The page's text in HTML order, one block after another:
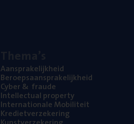
Aan­spra­ke­lijk­heid
Beroeps­aan­spra­ke­lijk­heid
Cyber& fraude
Intel­lec­tu­al property
Inter­na­ti­o­na­le Mobiliteit
Kre­diet­ver­ze­ke­ring